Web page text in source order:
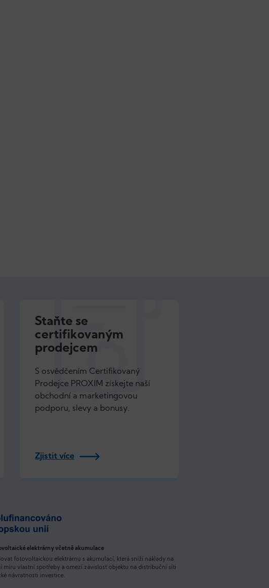
Staňte se
certifikovaným
prodejcem
S osvědčením Certifikovaný
Prodejce PROXIM získejte naší
obchodní a marketingovou
podporu, slevy a bonusy.
Zjistit více
elektrárny včetně akumulace
fotovoltaickou elektrárnu s akumulací, která sníží náklady na
míru vlastní spotřeby a omezí závislost objektu na distribuční síti
návratnosti investice.